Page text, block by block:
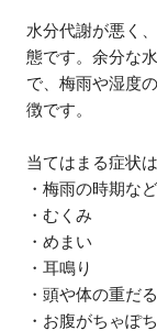
水分代謝が悪く
態です。余分な
で、梅雨や湿度
徴です。
当てはまる症状
・梅雨の時期な
・むくみ
・めまい
・耳鳴り
・頭や体の重だ
・お腹がちゃぽ